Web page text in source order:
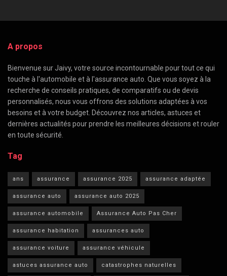
A propos
Bienvenue sur Jaivy, votre source incontournable pour tout ce qui
touche à l'automobile et à l'assurance auto. Que vous soyez à la
recherche de conseils pratiques, de comparatifs ou de devis
personnalisés, nous vous offrons des solutions adaptées à vos
besoins et à votre budget. Découvrez nos articles, astuces et
dernières actualités pour prendre les meilleures décisions et rouler
en toute sécurité.
Tag
ans assurance assurance 2025 assurance adaptée
assurance auto assurance auto 2025
assurance automobile Assurance Auto Pas Cher
assurance habitation assurances auto
assurance voiture assurance véhicule
astuces assurance auto catastrophes naturelles